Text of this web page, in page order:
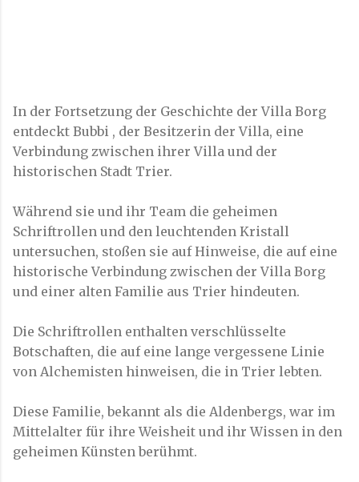
In der Fortsetzung der Geschichte der Villa Borg
entdeckt Bubbi , der Besitzerin der Villa, eine
Verbindung zwischen ihrer Villa und der
historischen Stadt Trier.
Während sie und ihr Team die geheimen
Schriftrollen und den leuchtenden Kristall
untersuchen, stoßen sie auf Hinweise, die auf eine
historische Verbindung zwischen der Villa Borg
und einer alten Familie aus Trier hindeuten.
Die Schriftrollen enthalten verschlüsselte
Botschaften, die auf eine lange vergessene Linie
von Alchemisten hinweisen, die in Trier lebten.
Diese Familie, bekannt als die Aldenbergs, war im
Mittelalter für ihre Weisheit und ihr Wissen in den
geheimen Künsten berühmt.